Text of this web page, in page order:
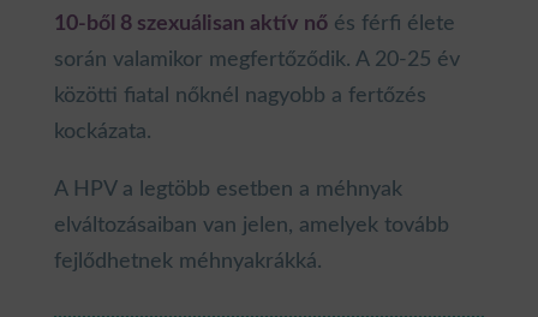
10-ből 8 szexuálisan aktív nőés férfi élete
során valamikor megfertőződik. A 20-25 év
közötti fiatal nőknél nagyobb a fertőzés
kockázata.
A HPV a legtöbb esetben a méhnyak
elváltozásaiban van jelen, amelyek tovább
fejlődhetnek méhnyakrákká.